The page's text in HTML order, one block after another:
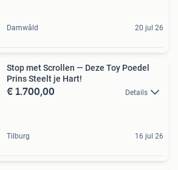
Damwâld 20 jul 26
Stop met Scrollen — Deze Toy Poedel
Prins Steelt je Hart!
€ 1.700,00 Details
Tilburg 16 jul 26